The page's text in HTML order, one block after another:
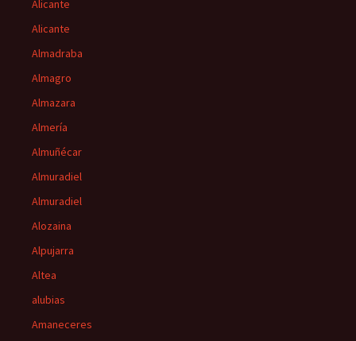
Alicante
Alicante
Almadraba
Almagro
Almazara
Almería
Almuñécar
Almuradiel
Almuradiel
Alozaina
Alpujarra
Altea
alubias
Amaneceres